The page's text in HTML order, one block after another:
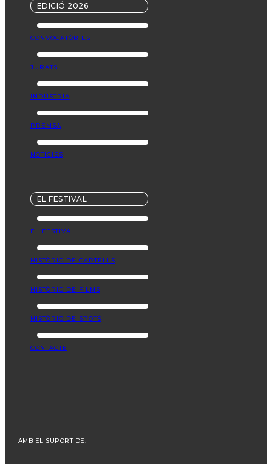
EDICIÓ 2026
CONVOCATÒRIES
JURATS
INDÚSTRIA
PREMSA
NOTÍCIES
EL FESTIVAL
EL FESTIVAL
HISTÒRIC DE CARTELLS
HISTÒRIC DE FILMS
HISTÒRIC DE SPOTS
CONTACTE
AMB EL SUPORT DE: